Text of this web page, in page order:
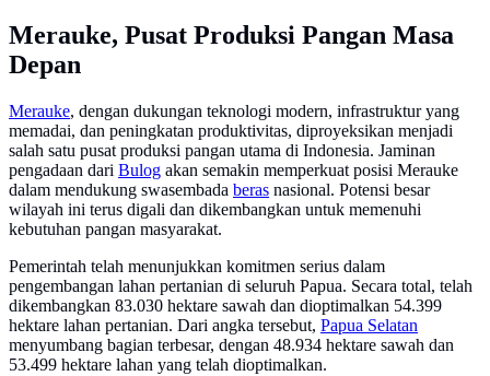
Merauke, Pusat Produksi Pangan Masa
Depan
Merauke, dengan dukungan teknologi modern, infrastruktur yang
memadai, dan peningkatan produktivitas, diproyeksikan menjadi
salah satu pusat produksi pangan utama di Indonesia. Jaminan
pengadaan dari Bulog akan semakin memperkuat posisi Merauke
dalam mendukung swasembada beras nasional. Potensi besar
wilayah ini terus digali dan dikembangkan untuk memenuhi
kebutuhan pangan masyarakat.
Pemerintah telah menunjukkan komitmen serius dalam
pengembangan lahan pertanian di seluruh Papua. Secara total, telah
dikembangkan 83.030 hektare sawah dan dioptimalkan 54.399
hektare lahan pertanian. Dari angka tersebut, Papua Selatan
menyumbang bagian terbesar, dengan 48.934 hektare sawah dan
53.499 hektare lahan yang telah dioptimalkan.